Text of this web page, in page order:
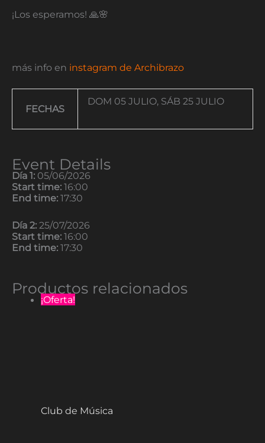
¡Los esperamos! 🙏🌸
más info en instagram de Archibrazo
FECHAS
DOM 05 JULIO, SÁB 25 JULIO
Event Details
Día 1: 05/06/2026
Start time: 16:00
End time: 17:30
Día 2: 25/07/2026
Start time: 16:00
End time: 17:30
Productos relacionados
¡Oferta!
Club de Música